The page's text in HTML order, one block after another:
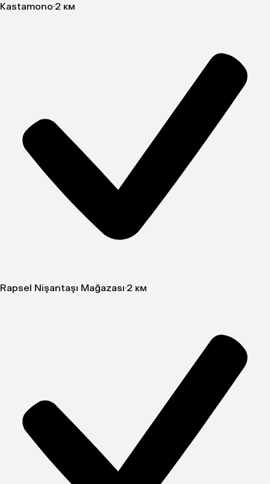
Kastamono·2 км
Rapsel Nişantaşı Mağazası·2 км